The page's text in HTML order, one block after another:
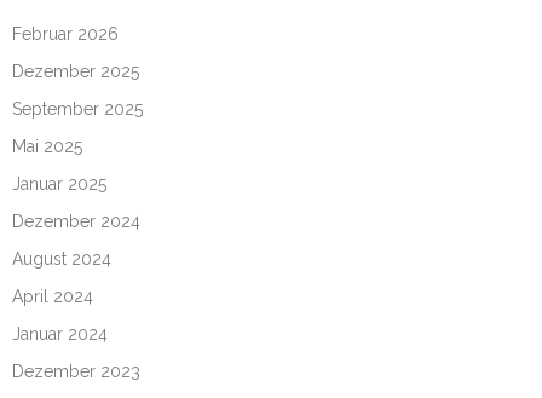
Februar 2026
Dezember 2025
September 2025
Mai 2025
Januar 2025
Dezember 2024
August 2024
April 2024
Januar 2024
Dezember 2023